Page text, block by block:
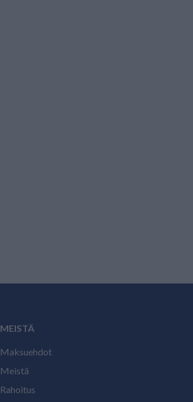
MEISTÄ
Maksuehdot
Meistä
Rahoitus